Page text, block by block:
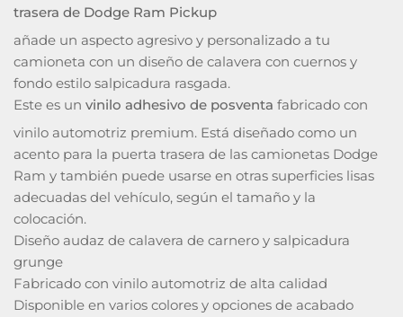
trasera de Dodge Ram Pickup
añade un aspecto agresivo y personalizado a tu
camioneta con un diseño de calavera con cuernos y
fondo estilo salpicadura rasgada.
Este es un vinilo adhesivo de posventa fabricado con
vinilo automotriz premium. Está diseñado como un
acento para la puerta trasera de las camionetas Dodge
Ram y también puede usarse en otras superficies lisas
adecuadas del vehículo, según el tamaño y la
colocación.
Diseño audaz de calavera de carnero y salpicadura
grunge
Fabricado con vinilo automotriz de alta calidad
Disponible en varios colores y opciones de acabado